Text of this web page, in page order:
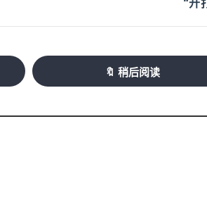
往年一百块钱只能买两三
者，小龙虾上市带动门店
影大屏吸引顾客，小龙
“开
🔖 稍后阅读